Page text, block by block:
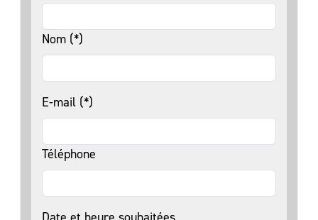
Nom (*)
E-mail (*)
Téléphone